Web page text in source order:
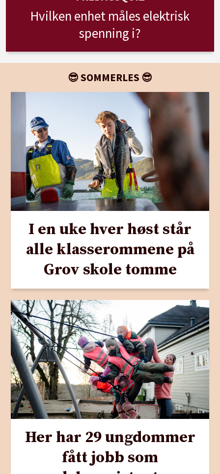
Hvilken enhet måles elektrisk
spenning i?
😎 SOMMERLES 😎
I en uke hver høst står
alle klasserommene på
Grov skole tomme
Her har 29 ungdommer
fått jobb som